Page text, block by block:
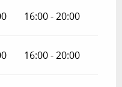
16:00 - 20:00
16:00 - 20:00